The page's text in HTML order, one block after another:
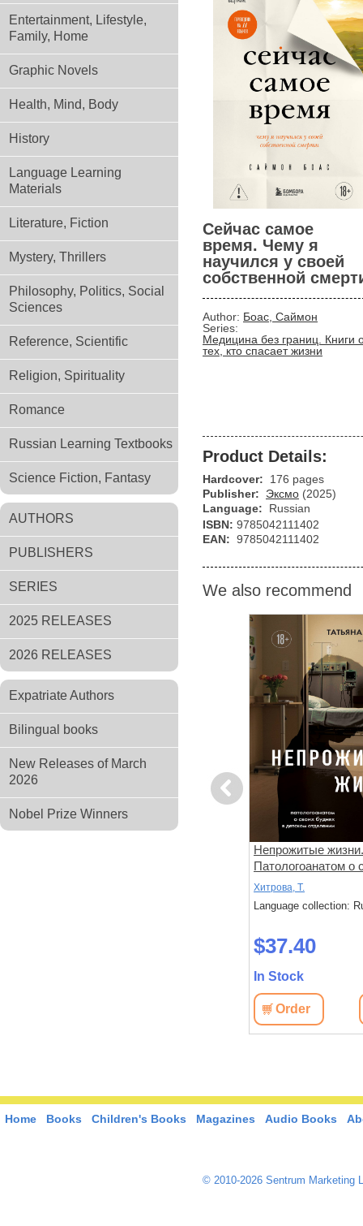
Entertainment, Lifestyle,
Family, Home
Graphic Novels
Health, Mind, Body
History
Language Learning
Materials
Literature, Fiction
Mystery, Thrillers
Philosophy, Politics, Social
Sciences
Reference, Scientific
Religion, Spirituality
Romance
Russian Learning Textbooks
Science Fiction, Fantasy
AUTHORS
PUBLISHERS
SERIES
2025 RELEASES
2026 RELEASES
Expatriate Authors
Bilingual books
New Releases of March
2026
Nobel Prize Winners
Сейчас самое
время. Чему я
научился у своей
собственной
Author: Боас, Саймон
Series:
Медицина без границ. Книги
тех, кто спасает жизни
Product Details:
Hardcover:
176 pages
Publisher:
Эксмо (2025)
Language:
Russian
ISBN: 9785042111402
EAN: 9785042111402
We also recommend
Previous
Непрожитые жизни.
Патологоанатом о
буднях в детском
Хитрова, Т.
Language collection:
$37.40
In Stock
Order
Home Books Children's Books Magazines Audio Books
© 2010-2026 Sentrum